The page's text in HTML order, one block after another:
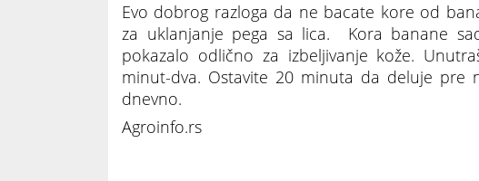
Evo dobrog razloga da ne bacate kore od
za uklanjanje pega sa lica. Kora banane
pokazalo odlično za izbeljivanje kože.
minut-dva. Ostavite 20 minuta da deluje pre
dnevno.
Agroinfo.rs